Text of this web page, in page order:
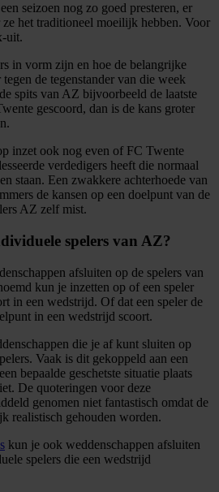
seizoen nog zo goed presteren, er
het traditioneel moeilijk hebben. Voor
uit.
in vorm zijn en hoe de belangrijke
de tegenstander van die week
spits van AZ bijvoorbeeld de laatste
gescoord, dan is de kans groter
inzet ook nog even of FC Twente
verdedigers heeft die normaal
staan. Een zwakkere achterhoede van
de kansen op een doelpunt van de
AZ zelf mist.
spelers van AZ?
afsluiten op de spelers van
kun je inzetten op of een speler
in een wedstrijd. Of dat een speler de
in een wedstrijd scoort.
die je af kunt sluiten op
Vaak is dit gekoppeld aan een
bepaalde geschetste situatie plaats
De quoteringen voor deze
genomen niet fantastisch omdat de
realistisch gehouden worden.
kun je ook weddenschappen afsluiten
spelers die een wedstrijd